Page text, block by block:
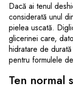
Dacă ai tenul
considerată unul
pielea uscată.
glicerinei care,
hidratare de
pentru formulele
Ten normal